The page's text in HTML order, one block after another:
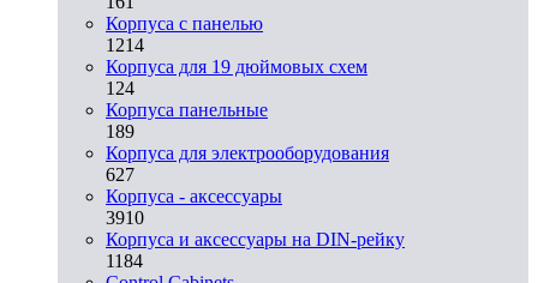
Корпуса с панелью
1214
Корпуса для 19 дюймовых схем
124
Корпуса панельные
189
Корпуса для электрооборудования
627
Корпуса - аксессуары
3910
Корпуса и аксессуары на DIN-рейку
1184